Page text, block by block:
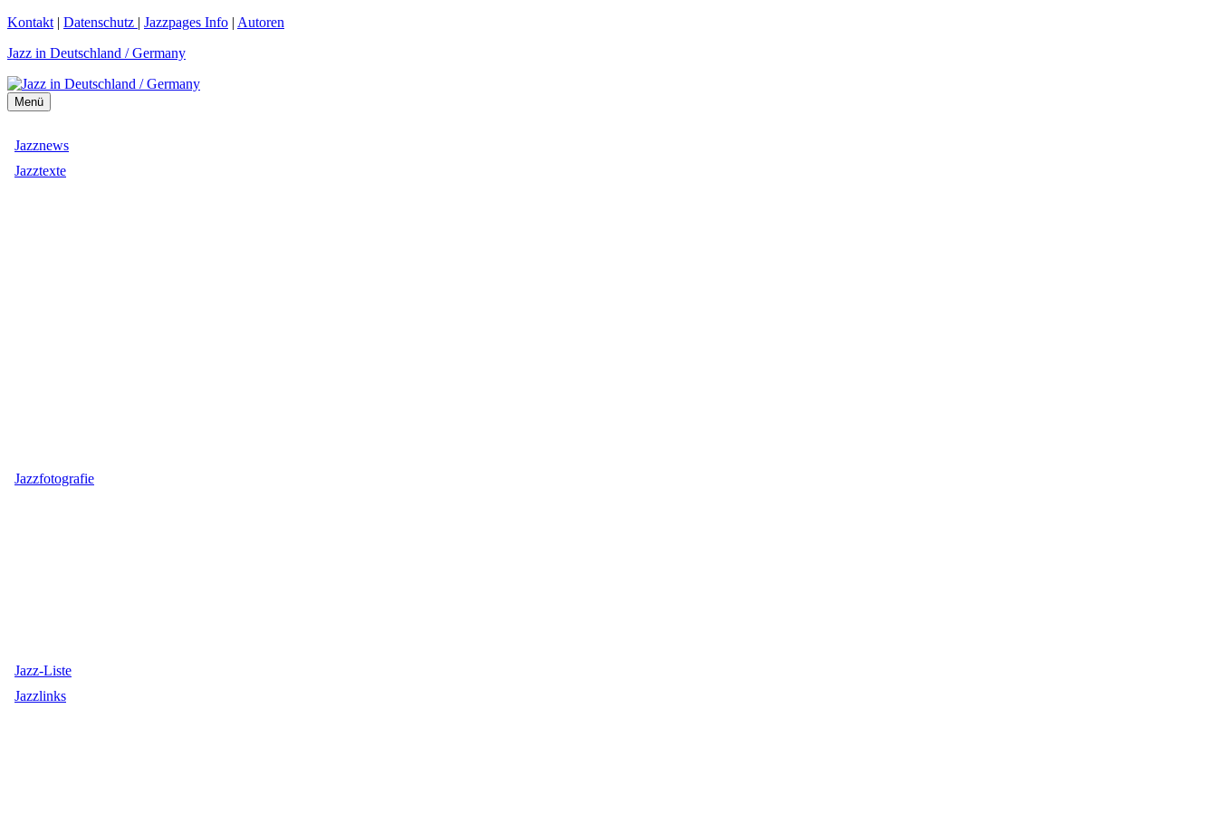
Zum
springen
Kontakt | Datenschutz | Jazzpages Info | Autoren
Jazz in Deutschland / Germany
Menü
Jazznews
Jazztexte
Jazzfotografie
Jazz-Liste
Jazzlinks